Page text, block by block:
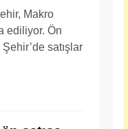
Makro
ediliyor. Ön
satışlar